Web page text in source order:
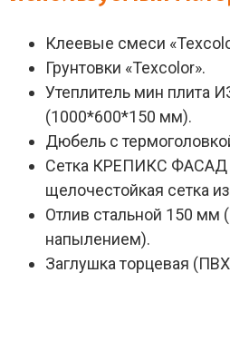
Клеевые смеси
Грунтовки «Texcolor».
Утеплитель мин плита
(1000*600*150 мм).
Дюбель с
Сетка КРЕПИКС ФАСАД
щелочестойкая сетка
Отлив стальной 150
напылением).
Заглушка торцевая